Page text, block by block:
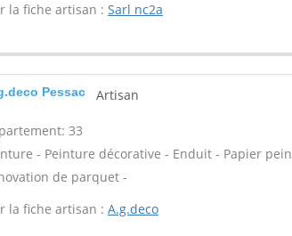
la fiche artisan : Sarl nc2a
Pessac Artisan
33
- Peinture décorative - Enduit - Papier
de parquet -
la fiche artisan : A.g.deco